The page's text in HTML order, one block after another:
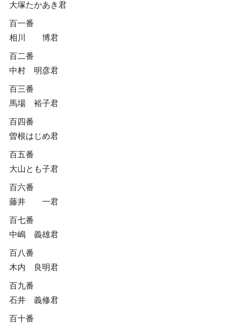
大塚たかあき君
百一番
相川 博君
百二番
中村 明彦君
百三番
馬場 裕子君
百四番
曽根はじめ君
百五番
大山とも子君
百六番
藤井 一君
百七番
中嶋 義雄君
百八番
木内 良明君
百九番
石井 義修君
百十番